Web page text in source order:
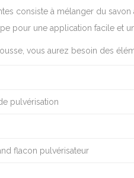
consiste à mélanger du
pour une application facile et
vous aurez besoin des
pulvérisation
flacon pulvérisateur